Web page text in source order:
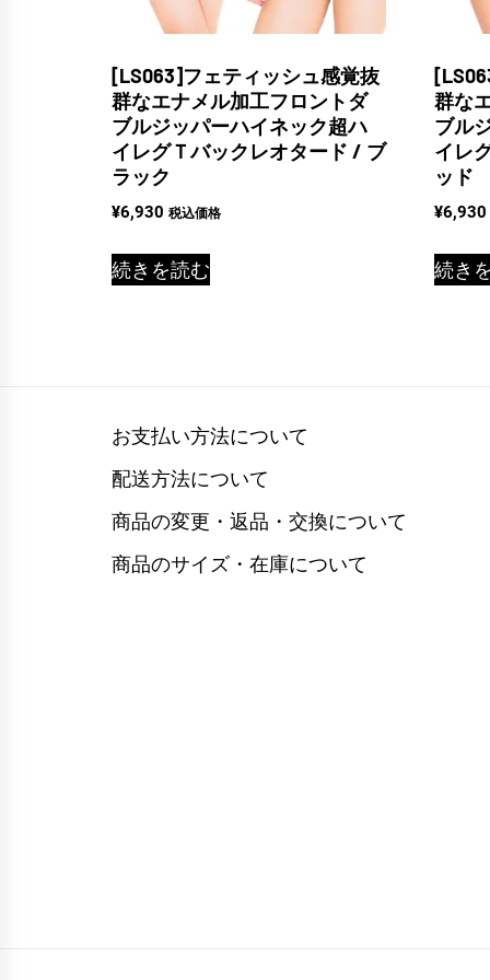
[LS063]フェティッシュ感覚抜
群なエナメル加工フロントダ
ブルジッパーハイネック超ハ
イレグＴバックレオタード / ブ
ラック
¥6,930 税込価格
続きを読む
群な
ブル
イレ
ッド
¥6,930
続き
お支払い方法について
配送方法について
商品の変更・返品・交換について
商品のサイズ・在庫について